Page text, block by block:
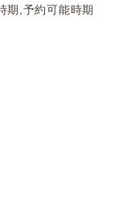
期,予約可能時期